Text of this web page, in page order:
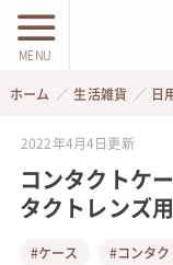
MENU
ホーム 生活雑貨 日
2022年4月4日更新
コンタクトケ
タクトレンズ
#ケース #コンタ